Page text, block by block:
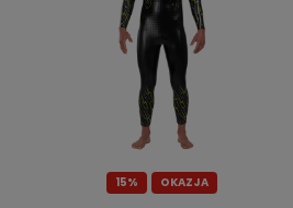
15% OKAZJA